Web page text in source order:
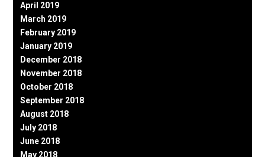
April 2019
March 2019
February 2019
January 2019
December 2018
November 2018
October 2018
September 2018
August 2018
July 2018
June 2018
May 2018